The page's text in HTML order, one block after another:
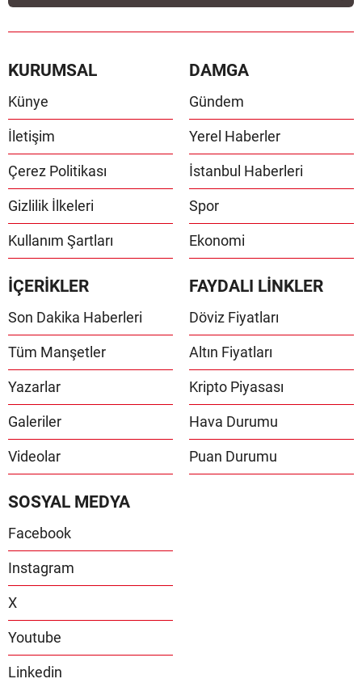
KURUMSAL
Künye
İletişim
Çerez Politikası
Gizlilik İlkeleri
Kullanım Şartları
DAMGA
Gündem
Yerel Haberler
İstanbul Haberleri
Spor
Ekonomi
İÇERİKLER
Son Dakika Haberleri
Tüm Manşetler
Yazarlar
Galeriler
Videolar
FAYDALI LİNKLER
Döviz Fiyatları
Altın Fiyatları
Kripto Piyasası
Hava Durumu
Puan Durumu
SOSYAL MEDYA
Facebook
Instagram
X
Youtube
Linkedin